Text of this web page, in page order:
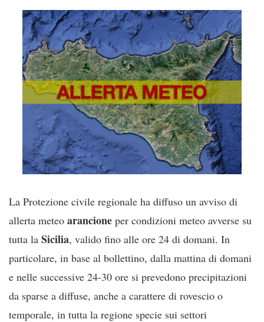
La Protezione civile regionale ha diffuso un avviso di
allerta meteo arancione per condizioni meteo avverse su
tutta la Sicilia, valido fino alle ore 24 di domani. In
particolare, in base al bollettino, dalla mattina di domani
e nelle successive 24-30 ore si prevedono precipitazioni
da sparse a diffuse, anche a carattere di rovescio o
temporale, in tutta la regione specie sui settori